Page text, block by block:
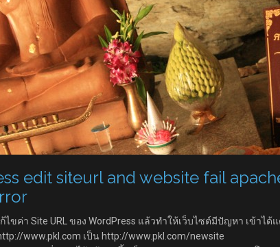
edit siteurl and website fail
ไขค่า Site URL ของ WordPress แล้วทำให้เว็บไซต์มีปัญหา เข้าได้
www.pkl.com เป็น http://www.pkl.com/newsite